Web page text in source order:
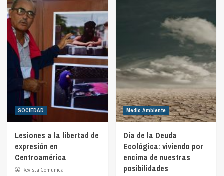
SOCIEDAD
Lesiones a la libertad de
expresión en
Centroamérica
Revista Comunica
Medio Ambiente
Día de la Deuda
Ecológica: viviendo por
encima de nuestras
posibilidades